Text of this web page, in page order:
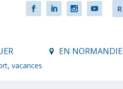
vacances
EN NORMANDIE